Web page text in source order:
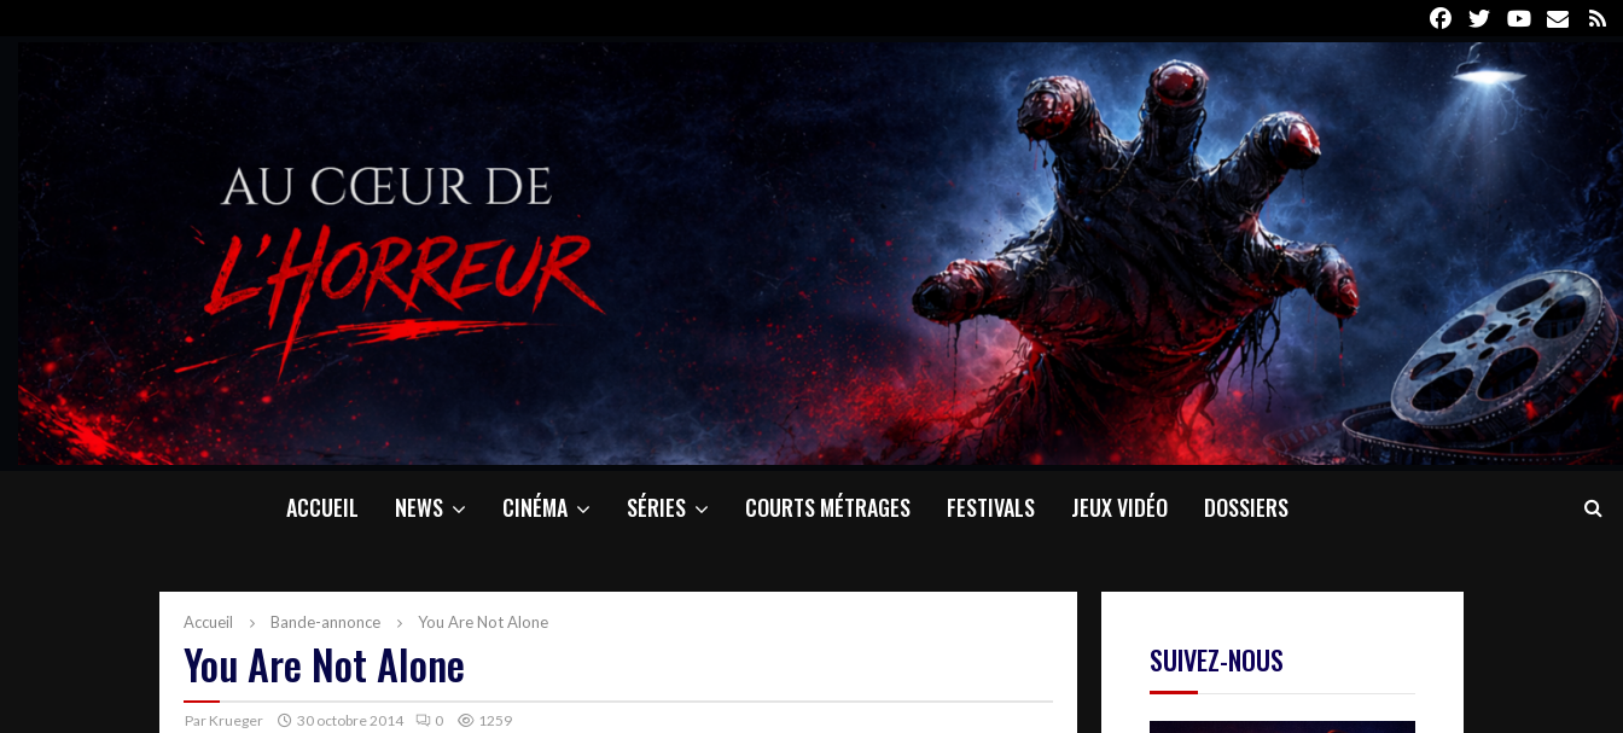
FacebookTwitterYoutube
Email
ACCUEIL NEWS CINÉMA SÉRIES COURTS MÉTRAGES FESTIVALS JEUX VIDÉO DOSSIERS
Accueil Bande-annonce You Are Not Alone
You Are Not Alone
Par Krueger 30 octobre 2014 0 1259
SUIVEZ-NOUS